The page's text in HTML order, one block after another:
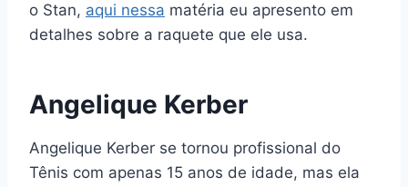
o Stan, aqui nessa matéria eu apresento em
detalhes sobre a raquete que ele usa.
Angelique Kerber
Angelique Kerber se tornou profissional do
Tênis com apenas 15 anos de idade, mas ela